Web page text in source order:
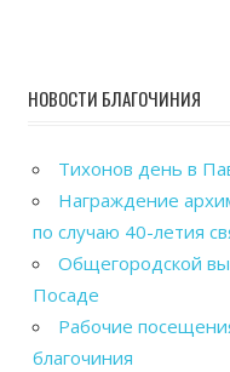
НОВОСТИ БЛАГОЧИНИЯ
Тихонов день в
Награждение
по случаю 40-летия
Общегородской
Посаде
Рабочие
благочиния